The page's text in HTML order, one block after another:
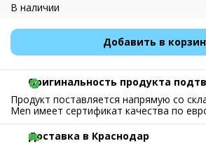
В наличии
Добавить в
Оригинальность продукта
Продукт поставляется напрямую со
Men имеет сертификат качества по
Доставка в Краснодар